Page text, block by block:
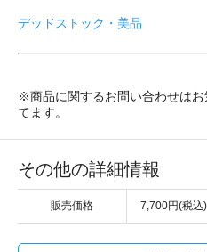
デッドストック・美品
※商品に関するお問い合わせは
てます。
その他の詳細情報
販売価格 7,700円(税込)